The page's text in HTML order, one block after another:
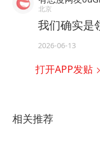
北京
我们确实是
2026-06-13
打开APP发贴
相关推荐